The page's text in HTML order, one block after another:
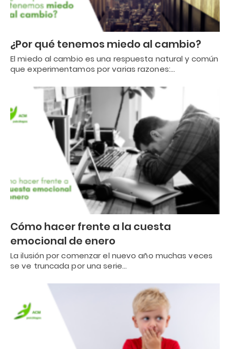
¿Por qué tenemos miedo al cambio?
El miedo al cambio es una respuesta natural y común
que experimentamos por varias razones:…
Cómo hacer frente a la cuesta
emocional de enero
La ilusión por comenzar el nuevo año muchas veces
se ve truncada por una serie…